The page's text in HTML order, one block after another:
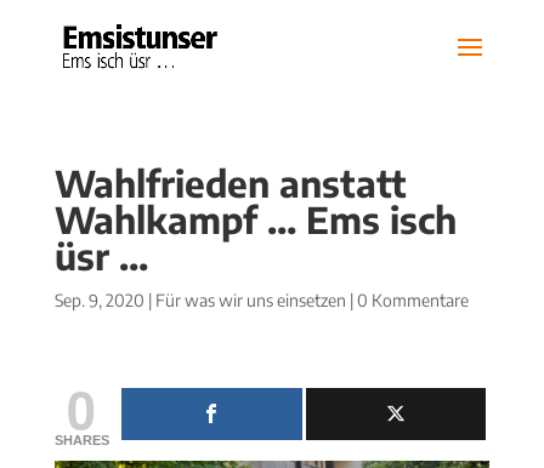
Wahlfrieden anstatt
Wahlkampf … Ems isch
üsr …
Sep. 9, 2020 | Für was wir uns einsetzen |0 Kommentare
0
SHARES